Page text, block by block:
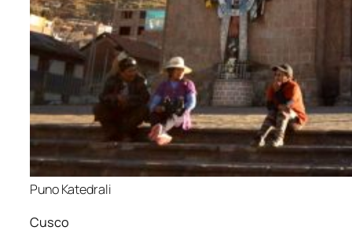
Puno Katedrali
Cusco